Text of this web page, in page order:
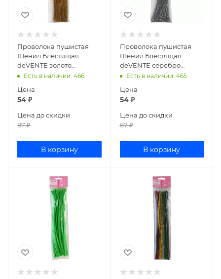
Проволока пушистая
Шенил Блестящая
deVENTE золото
8000096
Есть в наличии: 466
Цена
54 ₽
Цена до скидки
87₽
В корзину
Проволока пушистая
Шенил Блестящая
deVENTE серебро
8000097
Есть в наличии: 465
Цена
54₽
Цена до скидки
87₽
В корзину